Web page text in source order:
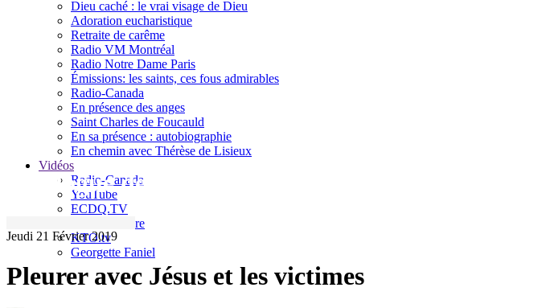
Dieu caché : le vrai visage de Dieu
Adoration eucharistique
Retraite de carême
Radio VM Montréal
Radio Notre Dame Paris
Émissions: les saints, ces fous admirables
Radio-Canada
En présence des anges
Saint Charles de Foucauld
En sa présence : autobiographie
En chemin avec Thérèse de Lisieux
Vidéos
Radio-Canada
YouTube
ECDQ.TV
Sel et Lumière
KTO.tv
Georgette Faniel
Le blogue de Jacques Gauthier
Jeudi 21 Février 2019
Pleurer avec Jésus et les victimes